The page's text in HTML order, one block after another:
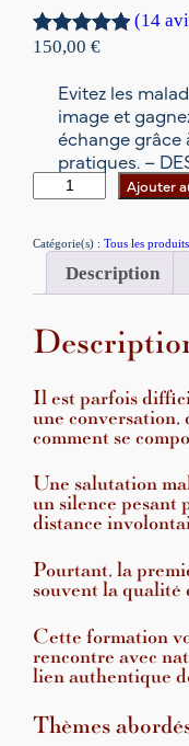
Noté5.00
basé sur
14
notations
client
(14
150,00€
Evitez les
image et
échange grâce
pratiques. –
u
n
i
é
e
F
O
M
A
T
O
N
r
e
m
i
è
Ajouter
Catégorie(s) :Tous les produits
Description
Il est parfois
une
comment se
Une salutation
un silence pesant
distance
Pourtant, la
souvent la qualité
Cette formation
rencontre avec
lien authentique
Thèmes